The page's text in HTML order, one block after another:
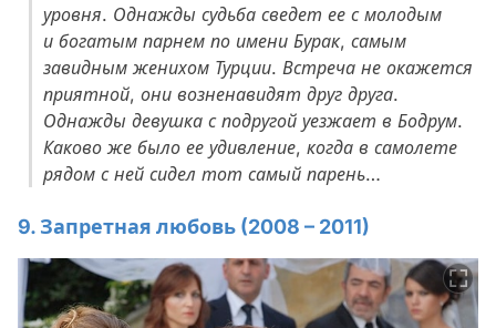
уровня. Однажды судьба сведет ее с молодым
и богатым парнем по имени Бурак, самым
завидным женихом Турции. Встреча не окажется
приятной, они возненавидят друг друга.
Однажды девушка с подругой уезжает в Бодрум.
Каково же было ее удивление, когда в самолете
рядом с ней сидел тот самый парень…
9. Запретная любовь (2008 – 2011)